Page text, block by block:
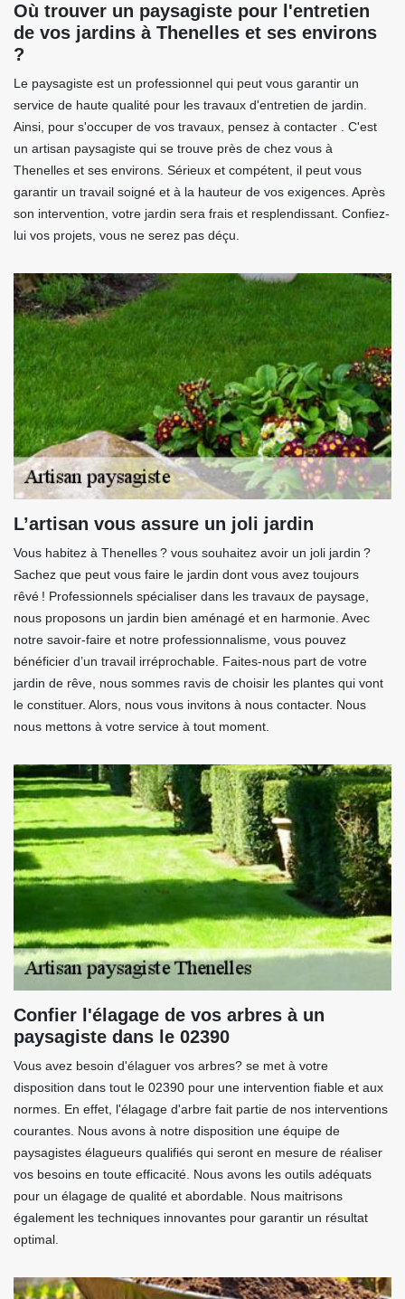
Où trouver un paysagiste pour l'entretien
de vos jardins à Thenelles et ses environs
?
Le paysagiste est un professionnel qui peut vous garantir un
service de haute qualité pour les travaux d'entretien de jardin.
Ainsi, pour s'occuper de vos travaux, pensez à contacter . C'est
un artisan paysagiste qui se trouve près de chez vous à
Thenelles et ses environs. Sérieux et compétent, il peut vous
garantir un travail soigné et à la hauteur de vos exigences. Après
son intervention, votre jardin sera frais et resplendissant. Confiez-
lui vos projets, vous ne serez pas déçu.
L’artisan vous assure un joli jardin
Vous habitez à Thenelles ? vous souhaitez avoir un joli jardin ?
Sachez que peut vous faire le jardin dont vous avez toujours
rêvé ! Professionnels spécialiser dans les travaux de paysage,
nous proposons un jardin bien aménagé et en harmonie. Avec
notre savoir-faire et notre professionnalisme, vous pouvez
bénéficier d’un travail irréprochable. Faites-nous part de votre
jardin de rêve, nous sommes ravis de choisir les plantes qui vont
le constituer. Alors, nous vous invitons à nous contacter. Nous
nous mettons à votre service à tout moment.
Confier l'élagage de vos arbres à un
paysagiste dans le 02390
Vous avez besoin d'élaguer vos arbres? se met à votre
disposition dans tout le 02390 pour une intervention fiable et aux
normes. En effet, l'élagage d'arbre fait partie de nos interventions
courantes. Nous avons à notre disposition une équipe de
paysagistes élagueurs qualifiés qui seront en mesure de réaliser
vos besoins en toute efficacité. Nous avons les outils adéquats
pour un élagage de qualité et abordable. Nous maitrisons
également les techniques innovantes pour garantir un résultat
optimal.